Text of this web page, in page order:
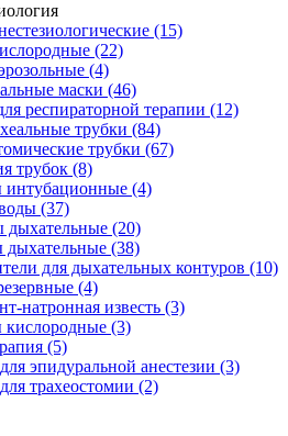
(15)
(22)
(4)
маски (46)
респираторной терапии (12)
трубки (84)
трубки (67)
трубок (8)
интубационные (4)
(37)
дыхательные (20)
дыхательные (38)
для дыхательных контуров (10)
(4)
натронная известь (3)
кислородные (3)
(5)
эпидуральной анестезии (3)
трахеостомии (2)